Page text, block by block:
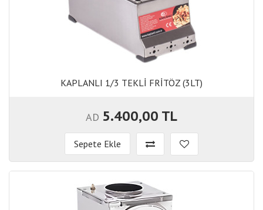
KAPLANLI 1/3 TEKLİ FRİTÖZ (3LT)
AD 5.400,00 TL
KAPLANLI 1/3 TEKLİ FRİTÖZ (3LT)
Sepete Ekle